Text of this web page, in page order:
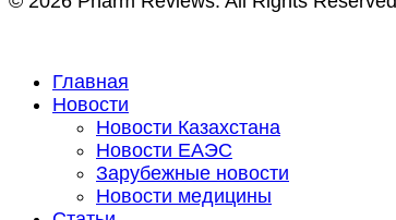
Главная
Новости
Новости Казахстана
Новости ЕАЭС
Зарубежные новости
Новости медицины